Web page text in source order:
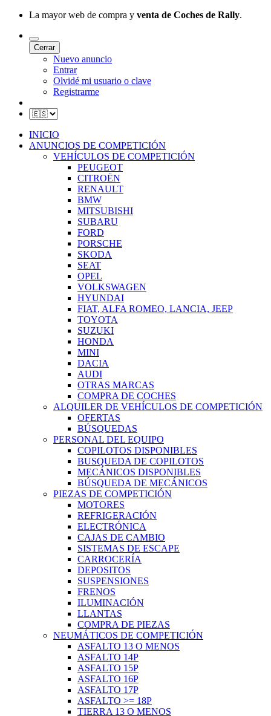
La mayor web de compra y venta de Coches de Rally.
Cerrar
Nuevo anuncio
Entrar
Olvidé mi usuario o clave
Registrarme
INICIO
ANUNCIOS DE COMPETICIÓN
VEHÍCULOS DE COMPETICIÓN
PEUGEOT
CITROËN
RENAULT
BMW
MITSUBISHI
SUBARU
FORD
PORSCHE
SKODA
SEAT
OPEL
VOLKSWAGEN
HYUNDAI
FIAT, ALFA ROMEO, LANCIA, JEEP
TOYOTA
SUZUKI
HONDA
MINI
DACIA
AUDI
OTRAS MARCAS
COMPRA DE COCHES
ALQUILER DE VEHÍCULOS DE COMPETICIÓN
OFERTAS
BÚSQUEDAS
PERSONAL DEL EQUIPO
COPILOTOS DISPONIBLES
BUSQUEDA DE COPILOTOS
MECÁNICOS DISPONIBLES
BÚSQUEDA DE MECÁNICOS
PIEZAS DE COMPETICIÓN
MOTORES
REFRIGERACIÓN
ELECTRÓNICA
CAJAS DE CAMBIO
SISTEMAS DE ESCAPE
CARROCERÍA
DEPOSITOS
SUSPENSIONES
FRENOS
ILUMINACIÓN
LLANTAS
COMPRA DE PIEZAS
NEUMÁTICOS DE COMPETICIÓN
ASFALTO 13 O MENOS
ASFALTO 14P
ASFALTO 15P
ASFALTO 16P
ASFALTO 17P
ASFALTO >= 18P
TIERRA 13 O MENOS